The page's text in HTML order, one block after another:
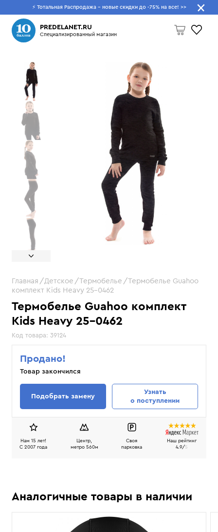
⚡ Тотальная Распродажа - новые скидки до -75% на все! >>
PREDELANET.RU
Специализированный магазин
Пусто
Что будем искать?
Термобелье Guahoo комплект
Kids Heavy 25-0462
Код товара: 39124
Главная Детское Термобелье
Термобелье Guahoo
комплект Kids Heavy 25-0462
Продано!
Товар закончился
Подобрать замену
Узнать
о поступлении
Нам 15 лет!
C 2007 года
Центр,
метро 560м
Своя
парковка
Наш рейтинг
4.9/5
Аналогичные товары в наличии